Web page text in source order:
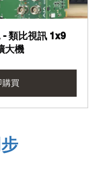
類比視訊 1x9
大機
購買